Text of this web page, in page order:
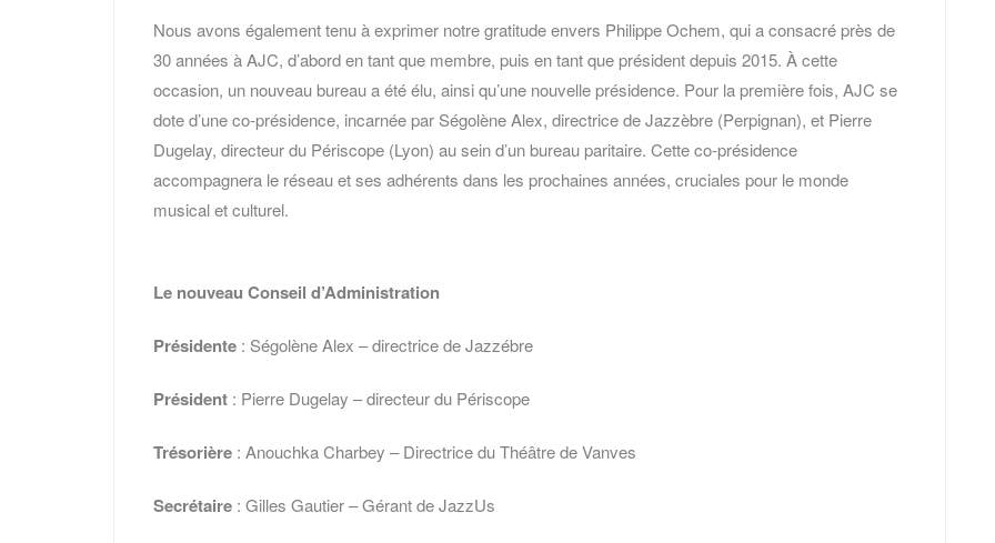
Nous avons également tenu à exprimer notre gratitude envers Philippe Ochem, qui a consacré près de
30 années à AJC, d’abord en tant que membre, puis en tant que président depuis 2015. À cette
occasion, un nouveau bureau a été élu, ainsi qu’une nouvelle présidence. Pour la première fois, AJC se
dote d’une co-présidence, incarnée par Ségolène Alex, directrice de Jazzèbre (Perpignan), et Pierre
Dugelay, directeur du Périscope (Lyon) au sein d’un bureau paritaire. Cette co-présidence
accompagnera le réseau et ses adhérents dans les prochaines années, cruciales pour le monde
musical et culturel.
Le nouveau Conseil d’Administration
Présidente : Ségolène Alex – directrice de Jazzébre
Président : Pierre Dugelay – directeur du Périscope
Trésorière : Anouchka Charbey – Directrice du Théâtre de Vanves
Secrétaire : Gilles Gautier – Gérant de JazzUs